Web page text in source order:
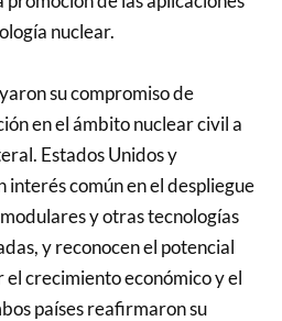
nuclear.
su compromiso de
en el ámbito nuclear civil a
Estados Unidos y
común en el despliegue
y otras tecnologías
y reconocen el potencial
el crecimiento económico y el
países reafirmaron su